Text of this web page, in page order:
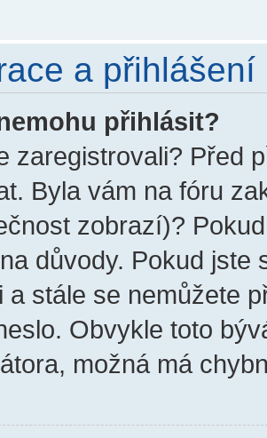
a přihlášení
přihlásit?
zaregistrovali? Před
Byla vám na fóru
zobrazí)?
důvody. Pokud jste
a stále se nemůžete
Obvykle toto
možná má